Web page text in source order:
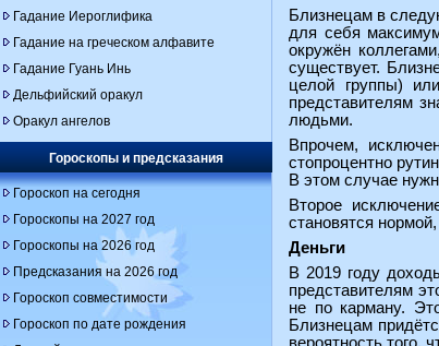
Близнецам в
для себя
окружён
существует.
целой группы)
представителям
людьми.
Впрочем,
стопроцентно
В этом случае
Второе
становятся
Деньги
В 2019 году
представителям
не по карману.
Близнецам
Гадание Иероглифика
Гадание на греческом алфавите
Гадание Гуань Инь
Дельфийский оракул
Оракул ангелов
Гороскопы и предсказания
Гороскоп на сегодня
Гороскопы на 2027 год
Гороскопы на 2026 год
Предсказания на 2026 год
Гороскоп совместимости
Гороскоп по дате рождения